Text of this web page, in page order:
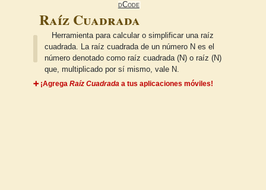
dCode
Raíz Cuadrada
Herramienta para calcular o simplificar una raíz
cuadrada. La raíz cuadrada de un número N es el
número denotado como raíz cuadrada (N) o raíz (N)
que, multiplicado por sí mismo, vale N.
➕ ¡Agrega Raíz Cuadrada a tus aplicaciones móviles!